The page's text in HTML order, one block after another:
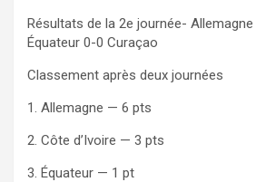
Résultats de la 2e journée-
Équateur 0-0 Curaçao
Classement après deux journées
1. Allemagne — 6 pts
2. Côte d’Ivoire — 3 pts
3. Équateur — 1 pt